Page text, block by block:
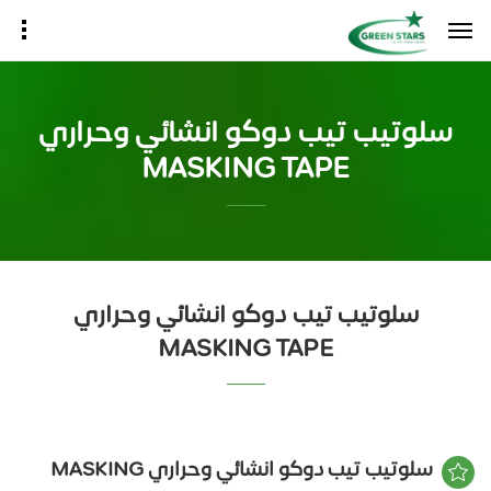
سلوتيب تيب دوكو انشائي وحراري
MASKING TAPE
سلوتيب تيب دوكو انشائي وحراري
MASKING TAPE
سلوتيب تيب دوكو انشائي وحراري MASKING